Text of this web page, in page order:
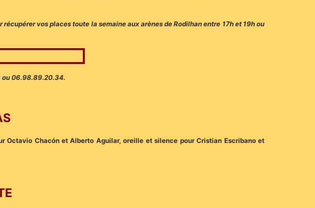
vos places toute la semaine aux arènes de Rodilhan entre 17h et 19h ou
ou 06.98.89.20.34.
Octavio Chacón et Alberto Aguilar, oreille et silence pour Cristian Escribano et